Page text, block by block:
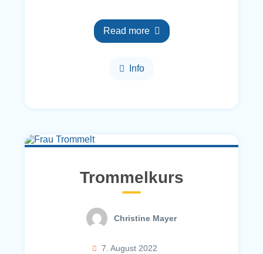
Read more
Info
Trommelkurs
Christine Mayer
7. August 2022